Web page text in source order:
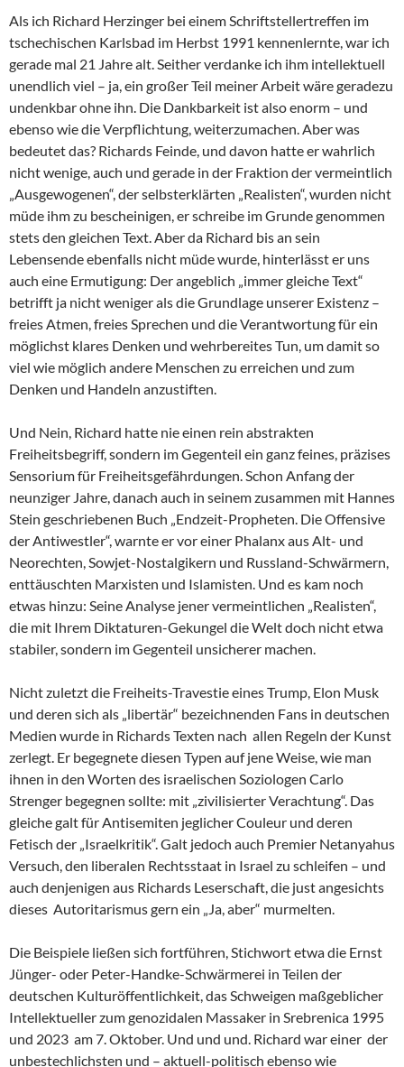
Als ich Richard Herzinger bei einem Schriftstellertreffen im
tschechischen Karlsbad im Herbst 1991 kennenlernte, war ich
gerade mal 21 Jahre alt. Seither verdanke ich ihm intellektuell
unendlich viel – ja, ein großer Teil meiner Arbeit wäre geradezu
undenkbar ohne ihn. Die Dankbarkeit ist also enorm – und
ebenso wie die Verpflichtung, weiterzumachen. Aber was
bedeutet das? Richards Feinde, und davon hatte er wahrlich
nicht wenige, auch und gerade in der Fraktion der vermeintlich
„Ausgewogenen“, der selbsterklärten „Realisten“, wurden nicht
müde ihm zu bescheinigen, er schreibe im Grunde genommen
stets den gleichen Text. Aber da Richard bis an sein
Lebensende ebenfalls nicht müde wurde, hinterlässt er uns
auch eine Ermutigung: Der angeblich „immer gleiche Text“
betrifft ja nicht weniger als die Grundlage unserer Existenz –
freies Atmen, freies Sprechen und die Verantwortung für ein
möglichst klares Denken und wehrbereites Tun, um damit so
viel wie möglich andere Menschen zu erreichen und zum
Denken und Handeln anzustiften.
Und Nein, Richard hatte nie einen rein abstrakten
Freiheitsbegriff, sondern im Gegenteil ein ganz feines, präzises
Sensorium für Freiheitsgefährdungen. Schon Anfang der
neunziger Jahre, danach auch in seinem zusammen mit Hannes
Stein geschriebenen Buch „Endzeit-Propheten. Die Offensive
der Antiwestler“, warnte er vor einer Phalanx aus Alt- und
Neorechten, Sowjet-Nostalgikern und Russland-Schwärmern,
enttäuschten Marxisten und Islamisten. Und es kam noch
etwas hinzu: Seine Analyse jener vermeintlichen „Realisten“,
die mit Ihrem Diktaturen-Gekungel die Welt doch nicht etwa
stabiler, sondern im Gegenteil unsicherer machen.
Nicht zuletzt die Freiheits-Travestie eines Trump, Elon Musk
und deren sich als „libertär“ bezeichnenden Fans in deutschen
Medien wurde in Richards Texten nach allen Regeln der Kunst
zerlegt. Er begegnete diesen Typen auf jene Weise, wie man
ihnen in den Worten des israelischen Soziologen Carlo
Strenger begegnen sollte: mit „zivilisierter Verachtung“. Das
gleiche galt für Antisemiten jeglicher Couleur und deren
Fetisch der „Israelkritik“. Galt jedoch auch Premier Netanyahus
Versuch, den liberalen Rechtsstaat in Israel zu schleifen – und
auch denjenigen aus Richards Leserschaft, die just angesichts
dieses Autoritarismus gern ein „Ja, aber“ murmelten.
Die Beispiele ließen sich fortführen, Stichwort etwa die Ernst
Jünger- oder Peter-Handke-Schwärmerei in Teilen der
deutschen Kulturöffentlichkeit, das Schweigen maßgeblicher
Intellektueller zum genozidalen Massaker in Srebrenica 1995
und 2023 am 7. Oktober. Und und und. Richard war einer der
unbestechlichsten und – aktuell-politisch ebenso wie